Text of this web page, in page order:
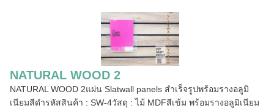
NATURAL WOOD 2
NATURAL WOOD 2แผ่น Slatwall panels สำเร็จรูปพร้อมรางอลูมิ
เนียมสีดำรหัสสินค้า : SW-4วัสดุ : ไม้ MDFสีเข้ม พร้อมรางอลูมิเนียม